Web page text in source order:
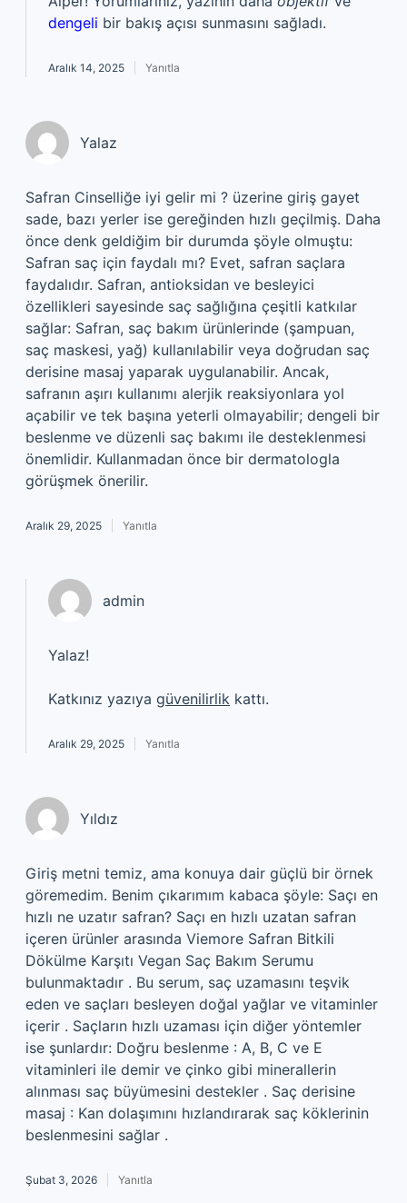
dengeli bir bakış açısı sunmasını sağladı.
Aralık 14, 2025 Yanıtla
Yalaz
Safran Cinselliğe iyi gelir mi ? üzerine giriş gayet
sade, bazı yerler ise gereğinden hızlı geçilmiş. Daha
önce denk geldiğim bir durumda şöyle olmuştu:
Safran saç için faydalı mı? Evet, safran saçlara
faydalıdır. Safran, antioksidan ve besleyici
özellikleri sayesinde saç sağlığına çeşitli katkılar
sağlar: Safran, saç bakım ürünlerinde (şampuan,
saç maskesi, yağ) kullanılabilir veya doğrudan saç
derisine masaj yaparak uygulanabilir. Ancak,
safranın aşırı kullanımı alerjik reaksiyonlara yol
açabilir ve tek başına yeterli olmayabilir; dengeli bir
beslenme ve düzenli saç bakımı ile desteklenmesi
önemlidir. Kullanmadan önce bir dermatologla
görüşmek önerilir.
Aralık 29, 2025 Yanıtla
admin
Yalaz!
Katkınız yazıya güvenilirlik kattı.
Aralık 29, 2025 Yanıtla
Yıldız
Giriş metni temiz, ama konuya dair güçlü bir örnek
göremedim. Benim çıkarımım kabaca şöyle: Saçı en
hızlı ne uzatır safran? Saçı en hızlı uzatan safran
içeren ürünler arasında Viemore Safran Bitkili
Dökülme Karşıtı Vegan Saç Bakım Serumu
bulunmaktadır . Bu serum, saç uzamasını teşvik
eden ve saçları besleyen doğal yağlar ve vitaminler
içerir . Saçların hızlı uzaması için diğer yöntemler
ise şunlardır: Doğru beslenme : A, B, C ve E
vitaminleri ile demir ve çinko gibi minerallerin
alınması saç büyümesini destekler . Saç derisine
masaj : Kan dolaşımını hızlandırarak saç köklerinin
beslenmesini sağlar .
Şubat 3, 2026 Yanıtla